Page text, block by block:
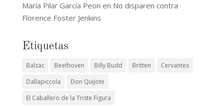
María Pilar García Peon en No disparen contra
Florence Foster Jenkins
Etiquetas
Balzac Beethoven Billy Budd Britten
Cervantes
Dallapiccola
Don Quijote
El Caballero de la Triste Figura